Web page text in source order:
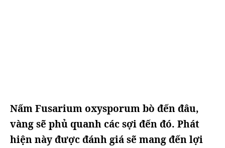
Nấm Fusarium oxysporum bò đến đâu,
vàng sẽ phủ quanh các sợi đến đó. Phát
hiện này được đánh giá sẽ mang đến lợi